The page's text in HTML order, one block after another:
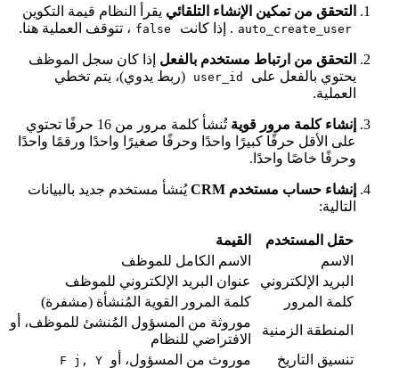
التحقق من تمكين الإنشاء التلقائييقرأ النظام قيمة التكوين
auto_create_user . إذا كانت false ، تتوقف العملية هنا.
التحقق من ارتباط مستخدم بالفعلإذا كان سجل الموظف
يحتوي بالفعل على user_id (ربط يدوي)، يتم تخطي
العملية.
إنشاء كلمة مرور قوية
تُنشأ كلمة مرور من 16 حرفًا تحتوي
على الأقل حرفًا كبيرًا واحدًا وحرفًا صغيرًا واحدًا ورقمًا واحدًا
وحرفًا خاصًا واحدًا.
إنشاء حساب مستخدم CRM
يُنشأ مستخدم جديد بالبيانات
التالية:
حقل المستخدم
القيمة
الاسم
الاسم الكامل للموظف
البريد الإلكتروني عنوان البريد الإلكتروني للموظف
كلمة المرور
كلمة المرور القوية المُنشأة (مشفرة)
المنطقة الزمنية
موروثة من المسؤول المُنشئ للموظف، أو
الافتراضي للنظام
تنسيق التاريخ
موروث من المسؤول، أو F j, Y